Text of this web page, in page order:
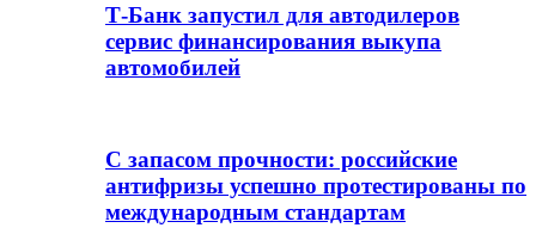
Т-Банк запустил для автодилеров
сервис финансирования выкупа
автомобилей
С запасом прочности: российские
антифризы успешно протестированы по
международным стандартам